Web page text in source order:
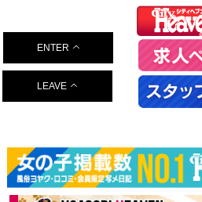
ENTER
LEAVE